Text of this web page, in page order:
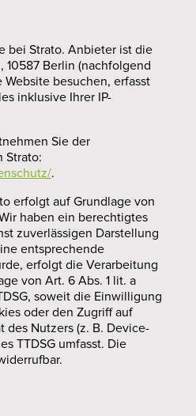
bei Strato. Anbieter ist die
10587 Berlin (nachfolgend
Website besuchen, erfasst
inklusive Ihrer IP-
Sie der
Strato:
.
erfolgt auf Grundlage von
haben ein berechtigtes
zuverlässigen Darstellung
entsprechende
erfolgt die Verarbeitung
von Art. 6 Abs. 1 lit. a
soweit die Einwilligung
oder den Zugriff auf
des Nutzers (z. B. Device-
TTDSG umfasst. Die